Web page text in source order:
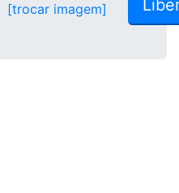
[trocar imagem]